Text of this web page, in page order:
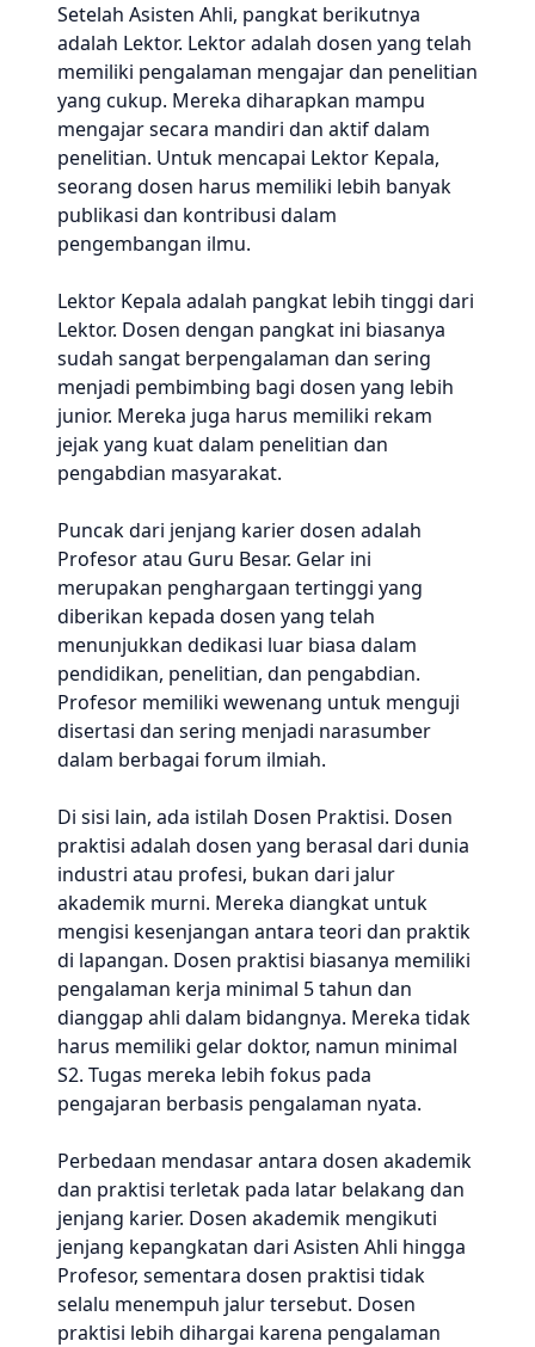
Setelah Asisten Ahli, pangkat berikutnya
adalah Lektor. Lektor adalah dosen yang telah
memiliki pengalaman mengajar dan penelitian
yang cukup. Mereka diharapkan mampu
mengajar secara mandiri dan aktif dalam
penelitian. Untuk mencapai Lektor Kepala,
seorang dosen harus memiliki lebih banyak
publikasi dan kontribusi dalam
pengembangan ilmu.
Lektor Kepala adalah pangkat lebih tinggi dari
Lektor. Dosen dengan pangkat ini biasanya
sudah sangat berpengalaman dan sering
menjadi pembimbing bagi dosen yang lebih
junior. Mereka juga harus memiliki rekam
jejak yang kuat dalam penelitian dan
pengabdian masyarakat.
Puncak dari jenjang karier dosen adalah
Profesor atau Guru Besar. Gelar ini
merupakan penghargaan tertinggi yang
diberikan kepada dosen yang telah
menunjukkan dedikasi luar biasa dalam
pendidikan, penelitian, dan pengabdian.
Profesor memiliki wewenang untuk menguji
disertasi dan sering menjadi narasumber
dalam berbagai forum ilmiah.
Di sisi lain, ada istilah Dosen Praktisi. Dosen
praktisi adalah dosen yang berasal dari dunia
industri atau profesi, bukan dari jalur
akademik murni. Mereka diangkat untuk
mengisi kesenjangan antara teori dan praktik
di lapangan. Dosen praktisi biasanya memiliki
pengalaman kerja minimal 5 tahun dan
dianggap ahli dalam bidangnya. Mereka tidak
harus memiliki gelar doktor, namun minimal
S2. Tugas mereka lebih fokus pada
pengajaran berbasis pengalaman nyata.
Perbedaan mendasar antara dosen akademik
dan praktisi terletak pada latar belakang dan
jenjang karier. Dosen akademik mengikuti
jenjang kepangkatan dari Asisten Ahli hingga
Profesor, sementara dosen praktisi tidak
selalu menempuh jalur tersebut. Dosen
praktisi lebih dihargai karena pengalaman